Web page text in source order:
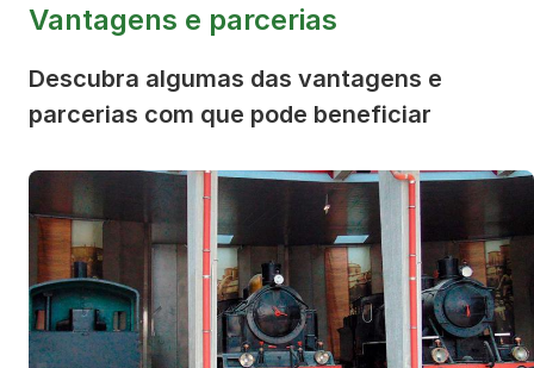
Vantagens e parcerias
Descubra algumas das vantagens e
parcerias com que pode beneficiar